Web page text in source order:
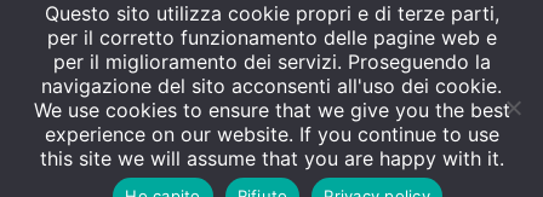
Questo sito utilizza cookie propri e di terze parti,
per il corretto funzionamento delle pagine web e
per il miglioramento dei servizi. Proseguendo la
navigazione del sito acconsenti all'uso dei cookie.
We use cookies to ensure that we give you the best
experience on our website. If you continue to use
this site we will assume that you are happy with it.